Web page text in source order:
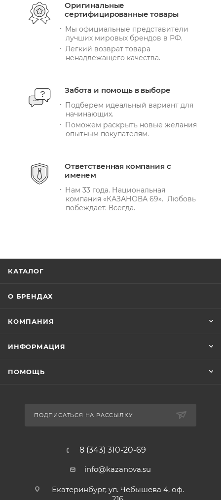
Оригинальные
сертифицированные товары
Мы официальные представители
лучших мировых брендов в РФ.
Легкий возврат товара
ненадлежащего качества.
Забота и помощь в выборе
Подберем идеальный вариант для
начинающих.
Поможем раскрыть новые желания
опытным покупателям.
Ответственная компания с
именем
Нам 33 года. Национальная
компания «КАЗАНОВА 69». Любовь
побеждает. Всегда.
КАТАЛОГ
О БРЕНДАХ
КОМПАНИЯ
ИНФОРМАЦИЯ
ПОМОЩЬ
ПОДПИСАТЬСЯ НА РАССЫЛКУ
8 (343) 310-20-69
info@kazanova.su
Екатеринбург, ул. Чебышева 4, оф.